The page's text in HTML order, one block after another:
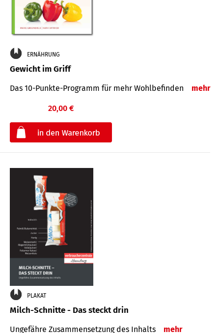
ERNÄHRUNG
Gewicht im Griff
Das 10-Punkte-Programm für mehr Wohlbefinden mehr
20,00 €
PLAKAT
Milch-Schnitte - Das steckt drin
Ungefähre Zu­sammen­setzung des Inhalts mehr